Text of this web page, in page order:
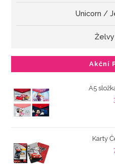
Unicorn /
Želvy
Akční
A5
Karty